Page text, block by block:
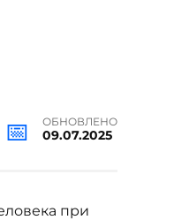
ОБНОВЛЕНО
09.07.2025
при